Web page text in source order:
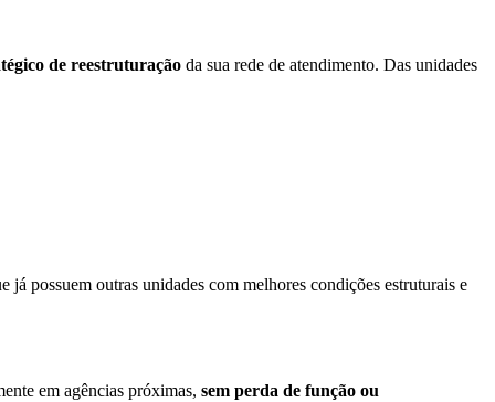
de reestruturação da sua rede de atendimento. Das unidades
já possuem outras unidades com melhores condições estruturais e
em agências próximas, sem perda de função ou